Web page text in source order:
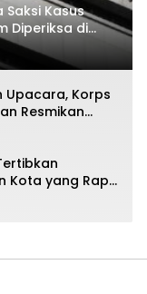
Saksi Kasus
Diperiksa di
Upacara, Korps
Resmikan
Kota yang Rapi